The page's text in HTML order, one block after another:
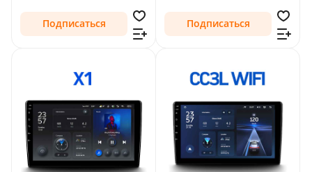
Подписаться Подписаться